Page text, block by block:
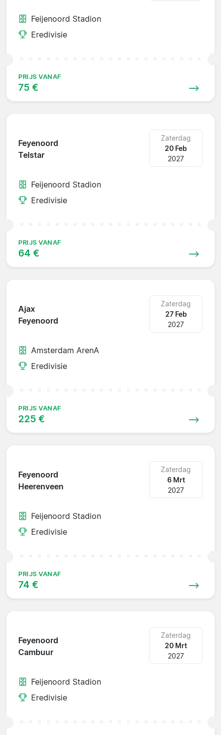
Feijenoord Stadion
Eredivisie
PRIJS VANAF
75 €
Feyenoord
Telstar
Zaterdag
20 Feb
2027
Feijenoord Stadion
Eredivisie
PRIJS VANAF
64 €
Ajax
Feyenoord
Zaterdag
27 Feb
2027
Amsterdam ArenA
Eredivisie
PRIJS VANAF
225 €
Feyenoord
Heerenveen
Zaterdag
6 Mrt
2027
Feijenoord Stadion
Eredivisie
PRIJS VANAF
74 €
Feyenoord
Cambuur
Zaterdag
20 Mrt
2027
Feijenoord Stadion
Eredivisie